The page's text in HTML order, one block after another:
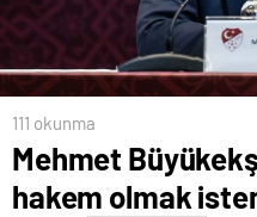
111 okunma
Mehmet
hakem olmak